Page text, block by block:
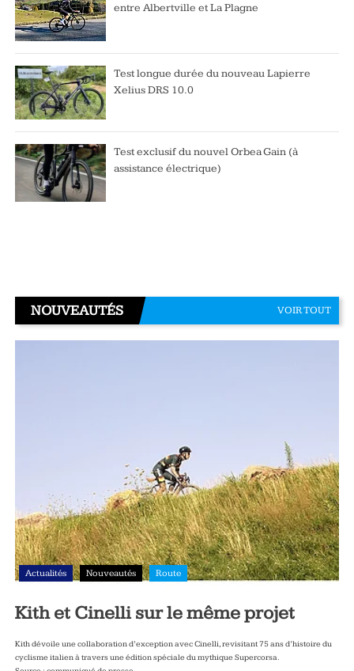
entre Albertville et La Plagne
Test longue durée du nouveau Lapierre
Xelius DRS 10.0
Test exclusif du nouvel Orbea Gain (à
assistance électrique)
NOUVEAUTÉS VOIR TOUT
Actualités Nouveautés Route
Kith et Cinelli sur le même projet
Kith dévoile une collaboration d’exception avec Cinelli, revisitant 75 ans d’histoire du
cyclisme italien à travers une édition spéciale du mythique Supercorsa.